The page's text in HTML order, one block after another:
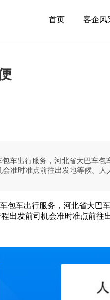
首页 客企风
车出行服务，河北省大巴车
准时准点前往出发地等候。
包车出行服务，河北省大
出发前司机会准时准点前往